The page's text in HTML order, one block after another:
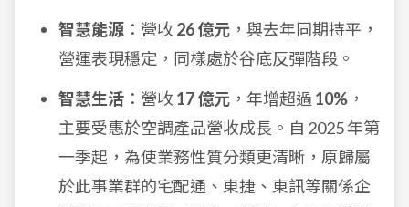
智慧能源 ：營收26 億元 ，與去年同期持平，
營運表現穩定，同樣處於谷底反彈階段。
智慧生活 ：營收17 億元 ，年增超過 10% ，
主要受惠於空調產品營收成長。自 2025 年第
一季起，為使業務性質分類更清晰，原歸屬
於此事業群的宅配通、東捷、東訊等關係企